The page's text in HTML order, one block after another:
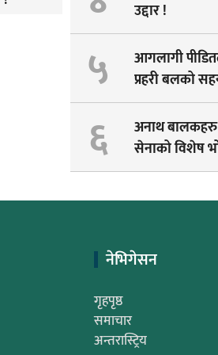
उद्दार !
५
आगलागी
प्रहरी बलको
६
अनाथ बालकहरु
सेनाको विशेष
नेभिगेसन
गृहपृष्ठ
समाचार
अन्तरास्ट्रिय